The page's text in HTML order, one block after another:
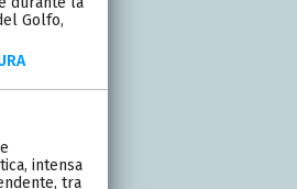
Golfo,
intensa
tra